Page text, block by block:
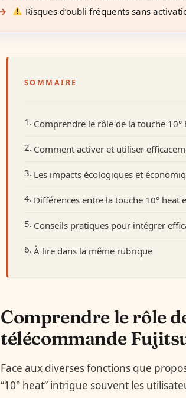
Risques d’oubli fréquents sans
SOMMAIRE
Comprendre le rôle de la touche
Comment activer et utiliser
Les impacts écologiques et
Différences entre la touche 10° heat
Conseils pratiques pour intégrer
À lire dans la même rubrique
Comprendre le rôle
télécommande
Face aux diverses fonctions que
“10° heat” intrigue souvent les